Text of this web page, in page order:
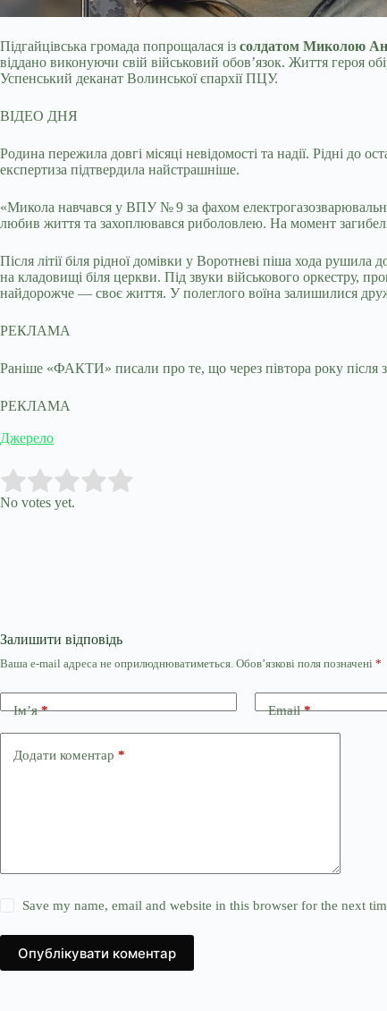
Підгайцівська громада попрощалася із солдатом Миколою
віддано виконуючи свій військовий обов’язок. Життя героя
Успенський деканат Волинської єпархії ПЦУ.
ВІДЕО ДНЯ
Родина пережила довгі місяці невідомості та надії. Рідні до
експертиза підтвердила найстрашніше.
«Микола навчався у ВПУ № 9 за фахом
любив життя та захоплювався риболовлею. На момент
Після літії біля рідної домівки у Воротневі піша хода
на кладовищі біля церкви. Під звуки військового оркестру,
найдорожче — своє життя. У полеглого воїна залишилися
РЕКЛАМА
Раніше «ФАКТИ» писали про те, що через півтора року після
РЕКЛАМА
Джерело
Rate this item:
No votes yet.
Залишити відповідь
Ваша e-mail адреса не оприлюднюватиметься. Обов’язкові поля позначені *
Ім’я* Email*
Додати коментар *
Save my name, email and website in this browser for the next
Опублікувати коментар